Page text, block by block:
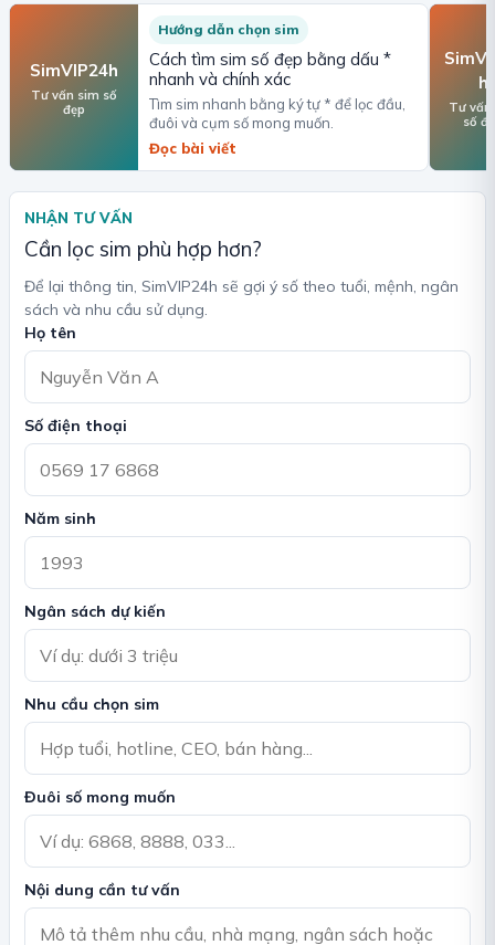
SimVIP24h
Tư vấn sim số
đẹp
Hướng dẫn chọn sim
Cách tìm sim số đẹp bằng dấu *
nhanh và chính xác
Tìm sim nhanh bằng ký tự * để lọc đầu,
đuôi và cụm số mong muốn.
Đọc bài viết
h
Tư vấn
số
NHẬN TƯ VẤN
Cần lọc sim phù hợp hơn?
Để lại thông tin, SimVIP24h sẽ gợi ý số theo tuổi, mệnh, ngân
sách và nhu cầu sử dụng.
Họ tên
Số điện thoại
Năm sinh
Ngân sách dự kiến
Nhu cầu chọn sim
Đuôi số mong muốn
Nội dung cần tư vấn